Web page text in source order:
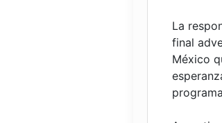
La
final
México